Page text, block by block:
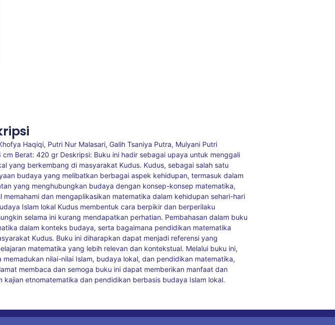
Haqiqi, Putri Nur Malasari, Galih Tsaniya Putra, Mulyani Putri
Berat: 420 gr Deskripsi: Buku ini hadir sebagai upaya untuk menggali
yang berkembang di masyarakat Kudus. Kudus, sebagai salah satu
budaya yang melibatkan berbagai aspek kehidupan, termasuk dalam
yang menghubungkan budaya dengan konsep-konsep matematika,
dan mengaplikasikan matematika dalam kehidupan sehari-hari
Islam lokal Kudus membentuk cara berpikir dan berperilaku
selama ini kurang mendapatkan perhatian. Pembahasan dalam buku
dalam konteks budaya, serta bagaimana pendidikan matematika
Kudus. Buku ini diharapkan dapat menjadi referensi yang
matematika yang lebih relevan dan kontekstual. Melalui buku ini,
nilai-nilai Islam, budaya lokal, dan pendidikan matematika,
membaca dan semoga buku ini dapat memberikan manfaat dan
etnomatematika dan pendidikan berbasis budaya Islam lokal.